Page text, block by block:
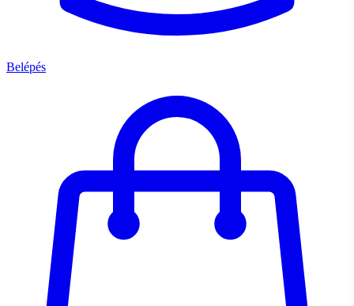
Belépés